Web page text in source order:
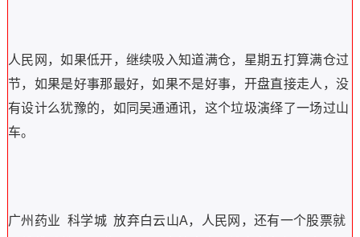
人民网，如果低开，继续吸入知道满仓，星期五打算满仓过
节，如果是好事那最好，如果不是好事，开盘直接走人，没
有设计么犹豫的，如同吴通通讯，这个垃圾演绎了一场过山
车。
广州药业 科学城 放弃白云山A，人民网，还有一个股票就